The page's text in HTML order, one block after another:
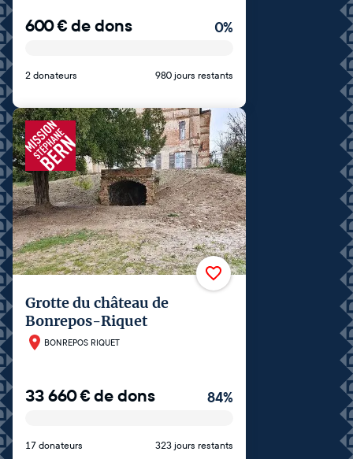
600€de dons 0%
2 donateurs 980 jours restants
Grotte du château de
Bonrepos-Riquet
BONREPOS RIQUET
33 660€de dons 84%
17 donateurs 323 jours restants